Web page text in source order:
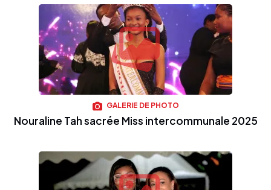
GALERIE DE PHOTO
Nouraline Tah sacrée Miss intercommunale 2025